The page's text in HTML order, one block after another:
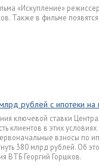
«Искупление»
Также в фильме
рублей с ипотеки на
ключевой ставки
клиентов в этих
взносы по
380 млрд рублей. Об
ВТБ Георгий Горшков.